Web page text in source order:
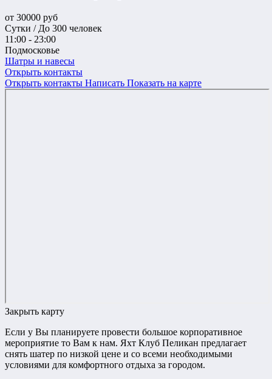
от 30000 руб
Сутки / До 300 человек
11:00 - 23:00
Подмосковье
Шатры и навесы
Открыть контакты
Открыть контакты Написать Показать на карте
Закрыть карту
Если у Вы планируете провести большое корпоративное
мероприятие то Вам к нам. Яхт Клуб Пеликан предлагает
снять шатер по низкой цене и со всеми необходимыми
условиями для комфортного отдыха за городом.